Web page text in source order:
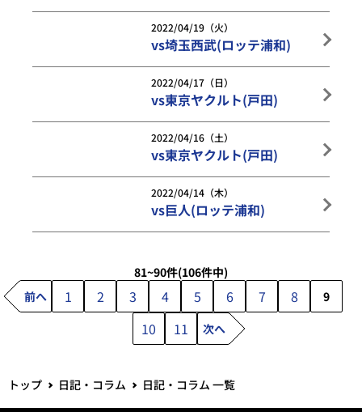
2022/04/19（火）
vs埼玉西武(ロッテ浦和)
2022/04/17（日）
vs東京ヤクルト(戸田)
2022/04/16（土）
vs東京ヤクルト(戸田)
2022/04/14（木）
vs巨人(ロッテ浦和)
81~90件(106件中)
前へ
1 2 3 4 5 6 7 8 9
10 11 次へ
トップ 日記・コラム 日記・コラム 一覧